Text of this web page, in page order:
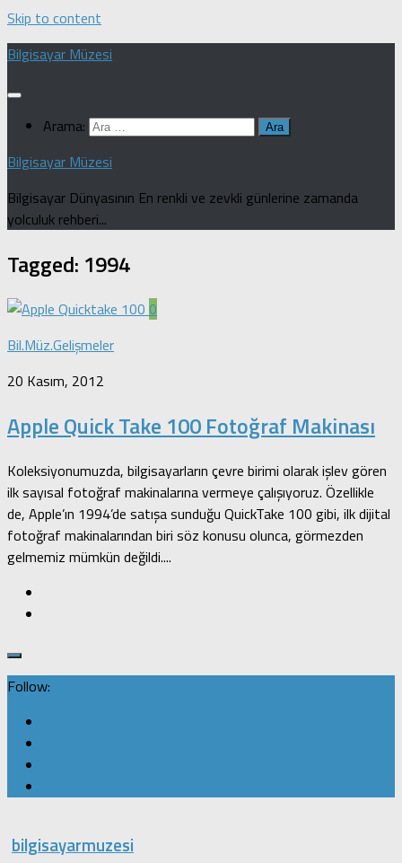
Skip to content
Bilgisayar Müzesi
Arama:
Bilgisayar Müzesi
Bilgisayar Dünyasının En renkli ve zevkli günlerine zamanda
yolculuk rehberi...
Tagged: 1994
0
Bil.Müz.Gelişmeler
20 Kasım, 2012
Apple Quick Take 100 Fotoğraf Makinası
Koleksiyonumuzda, bilgisayarların çevre birimi olarak işlev gören
ilk sayısal fotoğraf makinalarına vermeye çalışıyoruz. Özellikle
de, Apple’ın 1994’de satışa sunduğu QuickTake 100 gibi, ilk dijital
fotoğraf makinalarından biri söz konusu olunca, görmezden
gelmemiz mümkün değildi....
Follow:
bilgisayarmuzesi